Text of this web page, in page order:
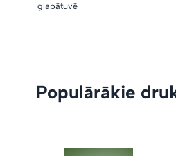
glabātuvē
Populārākie